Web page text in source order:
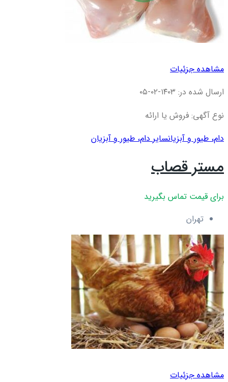
مشاهده جزئیات
ارسال شده در: ۱۴۰۳-۰۲-۰۵
نوع آگهی: فروش یا ارائه
دام، طیور و آبزیانسایر دام، طیور و آبزیان
مستر قصاب
برای قیمت تماس بگیرید
تهران
مشاهده جزئیات